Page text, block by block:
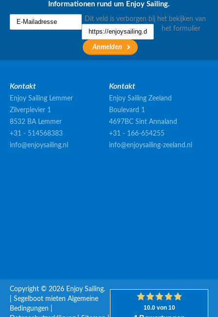
Informationen rund um Enjoy Sailing.
Dit veld is verborgen bij het bekijken van
het formulier
Kontakt
Enjoy Sailing Lemmer
Zilverplevier 1
8532 BA Lemmer
+31 - 514568383
info@enjoysailing.nl
Kontakt
Enjoy Sailing Zeeland
Boulevard 1
4697BC Sint Annaland
+31 - 166-654255
info@enjoysailing-zeeland.nl
Copyright © 2026 Enjoy Sailing.
Segelboot mieten Algemeine
Bedingungen